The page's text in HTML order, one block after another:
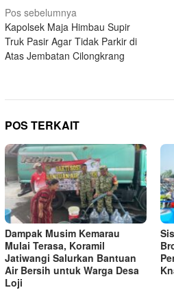
Navigasi
pos
Pos sebelumnya
Kapolsek Maja Himbau Supir
Truk Pasir Agar Tidak Parkir di
Atas Jembatan Cilongkrang
POS TERKAIT
Dampak Musim Kemarau
Mulai Terasa, Koramil
Jatiwangi Salurkan Bantuan
Air Bersih untuk Warga Desa
Loji